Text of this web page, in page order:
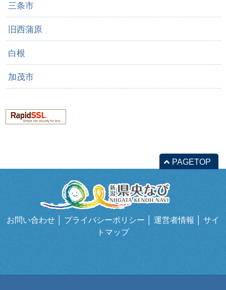
三条市
旧西蒲原
白根
加茂市
PAGETOP
お問い合わせ プライバシーポリシー 運営者情報
サイ
トマップ